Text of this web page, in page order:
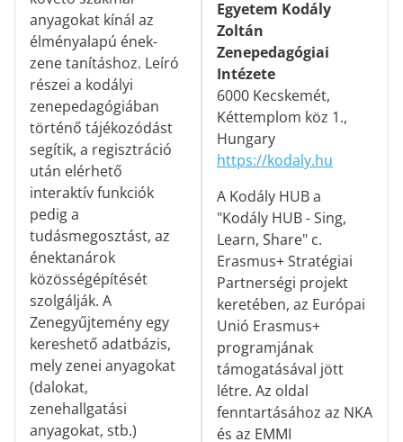
anyagokat kínál az
élményalapú ének-
zene tanításhoz. Leíró
részei a kodályi
zenepedagógiában
történő tájékozódást
segítik, a regisztráció
után elérhető
interaktív funkciók
pedig a
tudásmegosztást, az
énektanárok
közösségépítését
szolgálják. A
Zenegyűjtemény egy
kereshető adatbázis,
mely zenei anyagokat
(dalokat,
zenehallgatási
anyagokat, stb.)
Egyetem Kodály
Zoltán
Zenepedagógiai
Intézete
6000 Kecskemét,
Kéttemplom köz 1.,
Hungary
https://kodaly.hu
A Kodály HUB a
"Kodály HUB - Sing,
Learn, Share" c.
Erasmus+ Stratégiai
Partnerségi projekt
keretében, az Európai
Unió Erasmus+
programjának
támogatásával jött
létre. Az oldal
fenntartásához az NKA
és az EMMI